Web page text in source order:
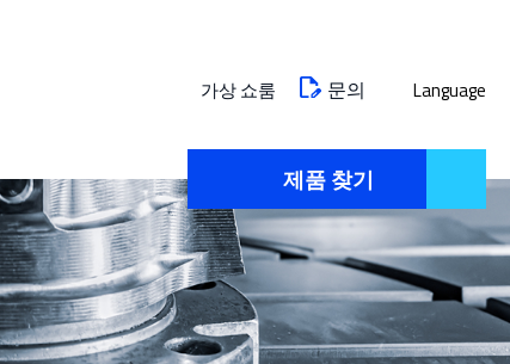
가상 쇼룸 문의 Language
제품 찾기